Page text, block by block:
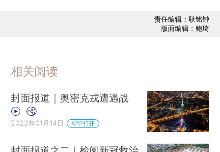
责任编辑：耿铭钟
版面编辑：鲍琦
相关阅读
封面报道｜奥密克戎遭遇战
2022年01月14日 APP打开